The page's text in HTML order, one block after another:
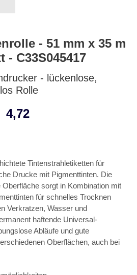
- 51 mm x 35 m
- C33S045417
- lückenlose,
Rolle
4,72
Tintenstrahletiketten für
Drucke mit Pigmenttinten. Die
sorgt in Kombination mit
für schnelles Trocknen
Verkratzen, Wasser und
haftende Universal-
Abläufe und gute
Oberflächen, auch bei